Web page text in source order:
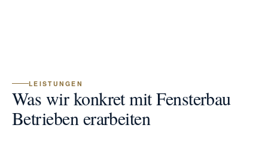
LEISTUNGEN
Was wir konkret mit Fensterbau
Betrieben erarbeiten